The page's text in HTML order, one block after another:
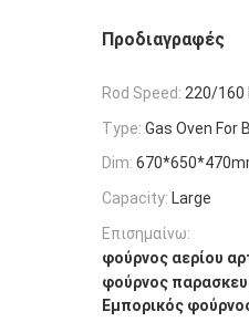
Προδιαγραφές
Rod Speed: 220/160
Type: Gas Oven For
Dim:
Capacity: Large
Επισημαίνω:
φούρνος αερίου
φούρνος
Εμπορικός